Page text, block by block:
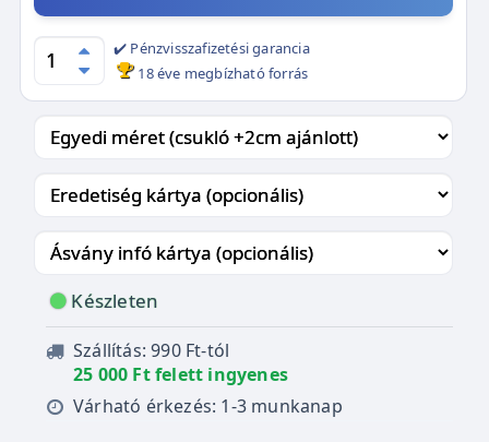
✔️ Pénzvisszafizetési garancia
18 éve megbízható forrás
Készleten
Szállítás: 990 Ft-tól
25 000 Ft felett ingyenes
Várható érkezés: 1-3 munkanap